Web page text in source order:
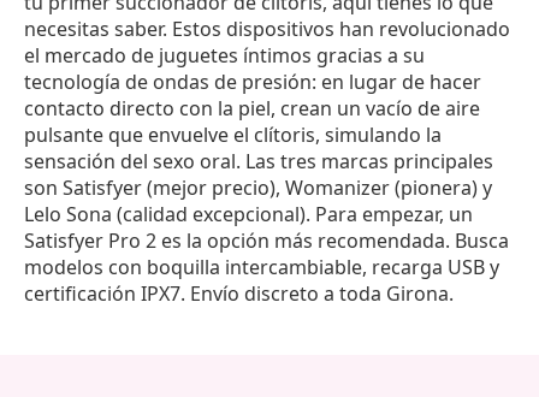
necesitas saber. Estos dispositivos han revolucionado
el mercado de juguetes íntimos gracias a su
tecnología de ondas de presión: en lugar de hacer
contacto directo con la piel, crean un vacío de aire
pulsante que envuelve el clítoris, simulando la
sensación del sexo oral. Las tres marcas principales
son Satisfyer (mejor precio), Womanizer (pionera) y
Lelo Sona (calidad excepcional). Para empezar, un
Satisfyer Pro 2 es la opción más recomendada. Busca
modelos con boquilla intercambiable, recarga USB y
certificación IPX7. Envío discreto a toda Girona.